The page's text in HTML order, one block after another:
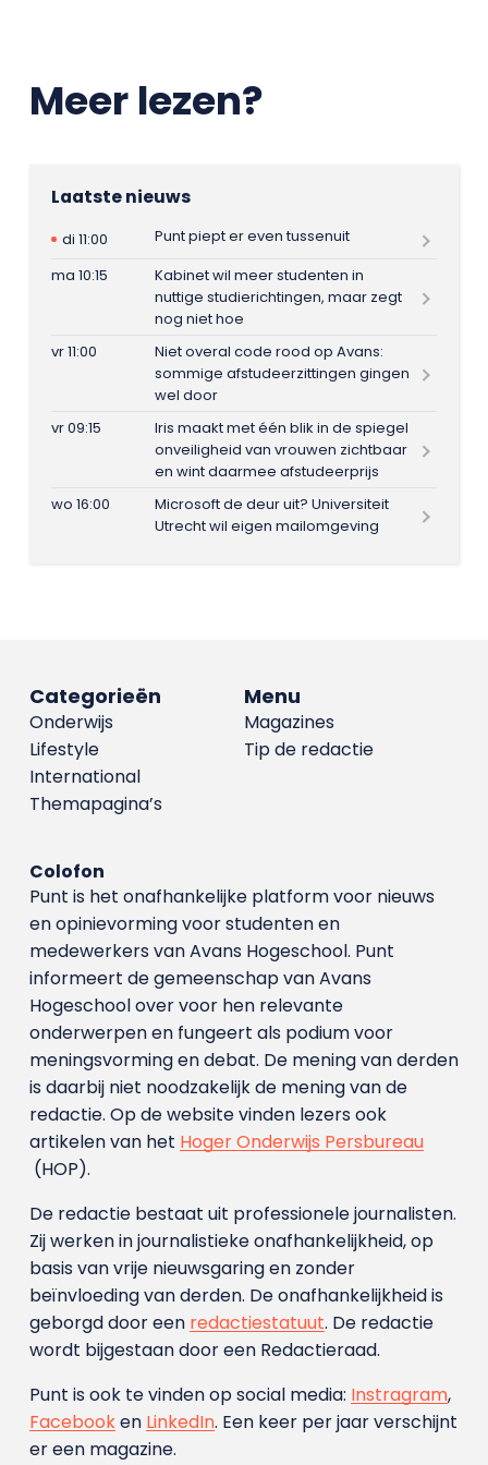
Meer lezen?
Laatste nieuws
di 11:00
Punt piept er even tussenuit
ma 10:15
Kabinet wil meer studenten in
nuttige studierichtingen, maar zegt
nog niet hoe
vr 11:00
Niet overal code rood op Avans:
sommige afstudeerzittingen gingen
wel door
vr 09:15
Iris maakt met één blik in de spiegel
onveiligheid van vrouwen zichtbaar
en wint daarmee afstudeerprijs
wo 16:00
Microsoft de deur uit? Universiteit
Utrecht wil eigen mailomgeving
Menu
Magazines
Tip de redactie
Categorieën
Onderwijs
Lifestyle
International
Themapagina’s
Colofon
Punt is het onafhankelijke platform voor nieuws
en opinievorming voor studenten en
medewerkers van Avans Hoge­school. Punt
informeert de gemeenschap van Avans
Hogeschool over voor hen relevante
onderwerpen en fungeert als podium voor
meningsvorming en debat. De mening van derden
is daarbij niet noodzakelijk de mening van de
redactie. Op de website vinden lezers ook
artikelen van het Hoger Onderwijs Persbureau
(HOP).
De redactie bestaat uit professionele journalisten.
Zij werken in journalistieke onafhankelijkheid, op
basis van vrije nieuwsgaring en zonder
beïnvloeding van derden. De onafhankelijkheid is
geborgd door een redactiestatuut. De redactie
wordt bijgestaan door een Redactieraad.
Punt is ook te vinden op social media: Instragram,
Facebooken LinkedIn. Een keer per jaar verschijnt
er een magazine.